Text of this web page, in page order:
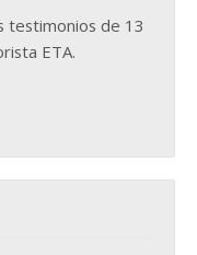
testimonios de 13
ETA.